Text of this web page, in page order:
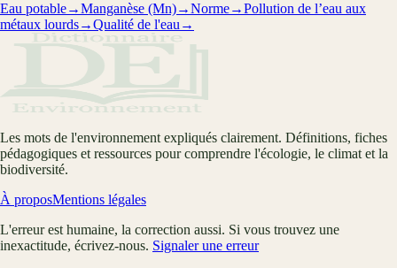
Eau potable→Manganèse (Mn)→Norme→Pollution de l’eau aux
métaux lourds→Qualité de l'eau →
Les mots de l'environnement expliqués clairement. Définitions, fiches
pédagogiques et ressources pour comprendre l'écologie, le climat et la
biodiversité.
À proposMentions légales
L'erreur est humaine, la correction aussi. Si vous trouvez une
inexactitude, écrivez-nous. Signaler une erreur